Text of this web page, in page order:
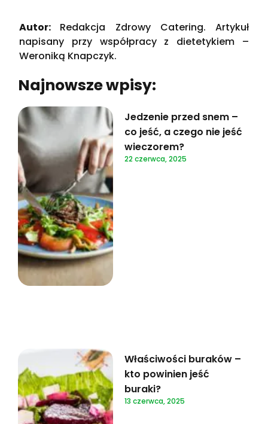
Autor: Redakcja Zdrowy Catering. Artykuł
napisany przy współpracy z dietetykiem –
Weroniką Knapczyk.
Najnowsze wpisy:
Jedzenie przed snem –
co jeść, a czego nie jeść
wieczorem?
22 czerwca, 2025
Właściwości buraków –
kto powinien jeść
buraki?
13 czerwca, 2025